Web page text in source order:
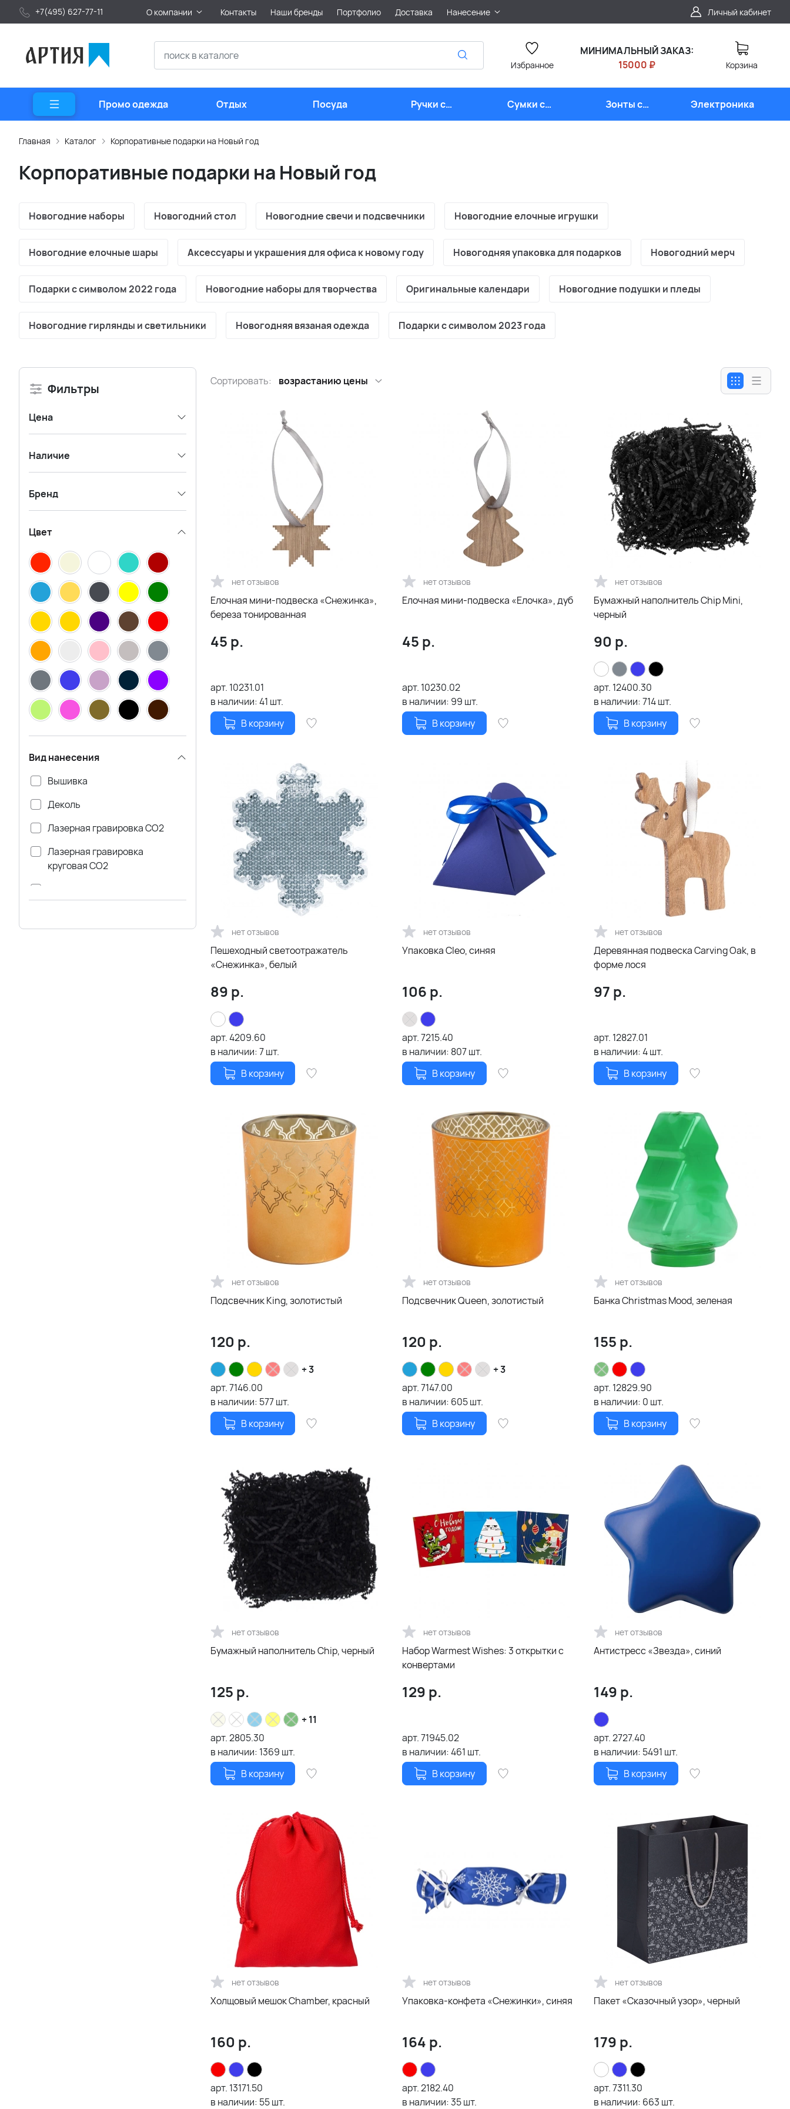
+7(495) 627-77-11 О компании Контакты Наши бренды Портфолио Доставка Нанесение Личный кабинет
Избранное
МИНИМАЛЬНЫЙ ЗАКАЗ:
15000 ₽
Корзина
Промо одежда Отдых Посуда
Ручки с
логотипом
Сумки с
логотипом
Зонты с
логотипом
Электроника
Главная Каталог Корпоративные подарки на Новый год
Корпоративные подарки на Новый год
Новогодние наборы Новогодний стол Новогодние свечи и подсвечники Новогодние елочные игрушки
Новогодние елочные шары Аксессуары и украшения для офиса к новому году Новогодняя упаковка для подарков Новогодний мерч
Подарки с символом 2022 года Новогодние наборы для творчества Оригинальные календари Новогодние подушки и пледы
Новогодние гирлянды и светильники Новогодняя вязаная одежда Подарки с символом 2023 года
Фильтры
Цена
Наличие
Бренд
Цвет
Вид нанесения
Вышивка
Деколь
Лазерная гравировка CO2
Лазерная гравировка
круговая CO2
Сортировать: возрастанию цены
нет отзывов
Елочная мини-подвеска «Снежинка»,
береза тонированная
45 р.
арт. 10231.01
в наличии:41 шт.
В корзину
нет отзывов
Елочная мини-подвеска «Елочка», дуб
45 р.
арт. 10230.02
в наличии: 99 шт.
В корзину
нет отзывов
Бумажный наполнитель Chip Mini,
черный
90 р.
арт. 12400.30
в наличии:714шт.
В корзину
нет отзывов
Пешеходный светоотражатель
«Снежинка», белый
89 р.
арт.4209.60
в наличии:7шт.
В корзину
нет отзывов
Упаковка Cleo, синяя
106 р.
арт.7215.40
в наличии: 807шт.
В корзину
нет отзывов
Деревянная подвеска Carving Oak, в
форме лося
97 р.
арт. 12827.01
в наличии:4шт.
В корзину
нет отзывов
Подсвечник King, золотистый
120 р.
+ 3
арт.7146.00
в наличии: 577шт.
В корзину
нет отзывов
Подсвечник Queen, золотистый
120 р.
+ 3
арт.7147.00
в наличии: 605шт.
В корзину
нет отзывов
Банка Christmas Mood, зеленая
155 р.
арт. 12829.90
в наличии: 0 шт.
В корзину
нет отзывов
Бумажный наполнитель Chip, черный
125 р.
+ 11
арт.2805.30
в наличии: 1369 шт.
В корзину
нет отзывов
Набор Warmest Wishes: 3 открытки с
конвертами
129 р.
арт.71945.02
в наличии:461 шт.
В корзину
нет отзывов
Антистресс «Звезда», синий
149 р.
арт.2727.40
в наличии: 5491 шт.
В корзину
нет отзывов
Холщовый мешок Chamber, красный
160 р.
арт. 13171.50
в наличии: 55шт.
нет отзывов
Упаковка-конфета «Снежинки», синяя
164 р.
арт.2182.40
в наличии:35шт.
нет отзывов
Пакет «Сказочный узор», черный
179 р.
арт.7311.30
в наличии: 663 шт.